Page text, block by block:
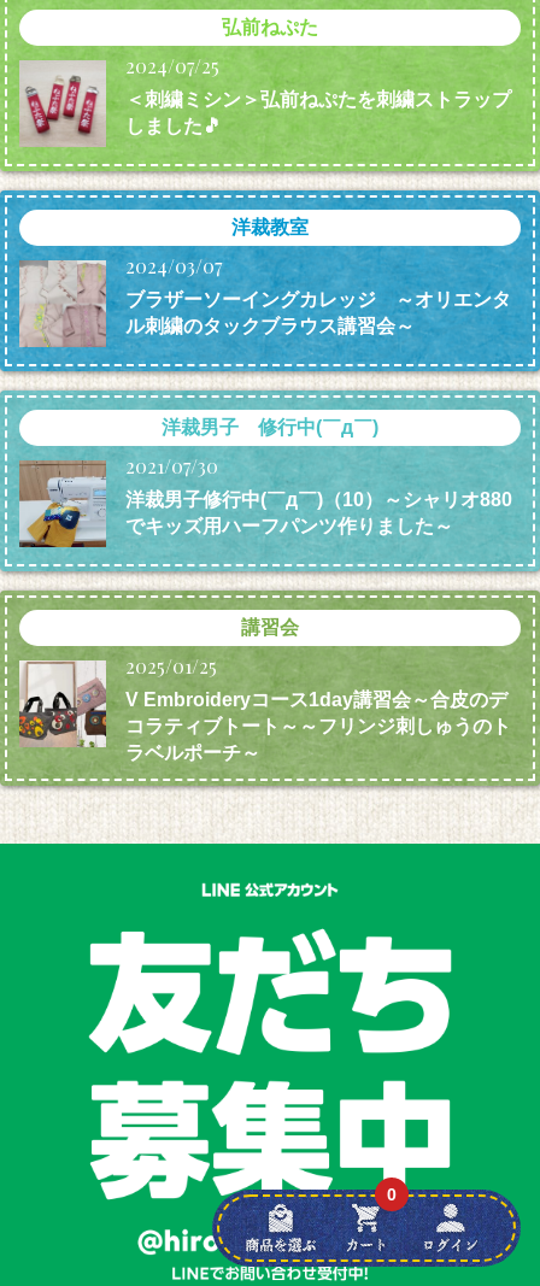
弘前ねぷた
2024/07/25
＜刺繍ミシン＞弘前ねぷたを刺繍ストラップ
しました🎵
洋裁教室
2024/03/07
ブラザーソーイングカレッジ ～オリエンタ
ル刺繍のタックブラウス講習会～
洋裁男子 修行中(￣д￣)
2021/07/30
洋裁男子修行中(￣д￣)（10）～シャリオ880
でキッズ用ハーフパンツ作りました～
講習会
2025/01/25
V Embroideryコース1day講習会～合皮のデ
コラティブトート～～フリンジ刺しゅうのト
ラベルポーチ～
0